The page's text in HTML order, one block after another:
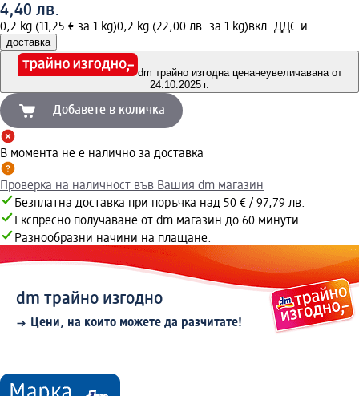
4,40 лв.
0,2 kg (11,25 € за 1 kg)0,2 kg (22,00 лв. за 1 kg)вкл. ДДС и
доставка
dm трайно изгодна ценанеувеличавана от
24.10.2025 г.
Добавете в количка
В момента не е налично за доставка
Проверка на наличност във Вашия dm магазин
Безплатна доставка при поръчка над 50 € / 97,79 лв.
Експресно получаване от dm магазин до 60 минути.
Разнообразни начини на плащане.
dm трайно изгодно
Цени, на които можете да разчитате!